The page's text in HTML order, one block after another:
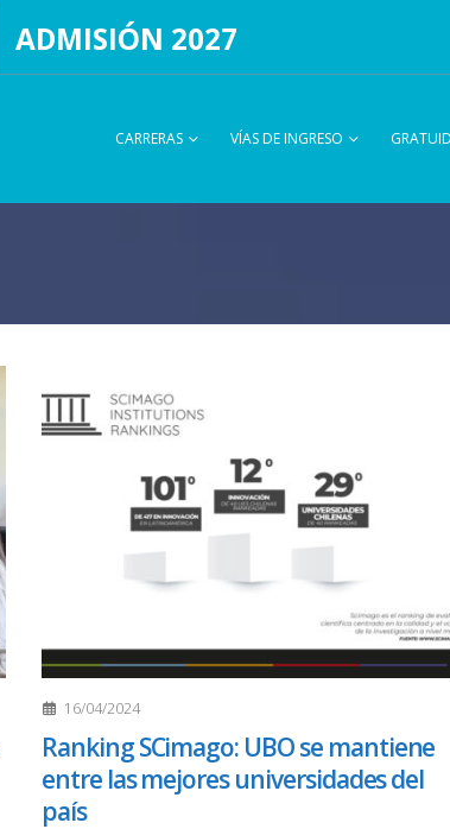
ADMISIÓN 2027
CARRERAS VÍAS DE INGRESO
16/04/2024
Ranking SCimago: UBO se mantiene
entre las mejores universidades del
país